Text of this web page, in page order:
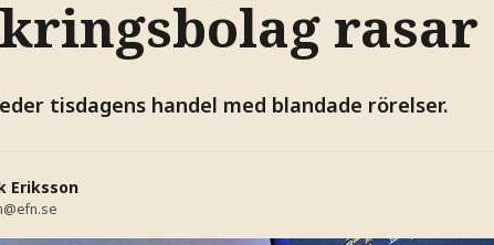
rasar
tisdagens handel med blandade rörelser.
Eriksson